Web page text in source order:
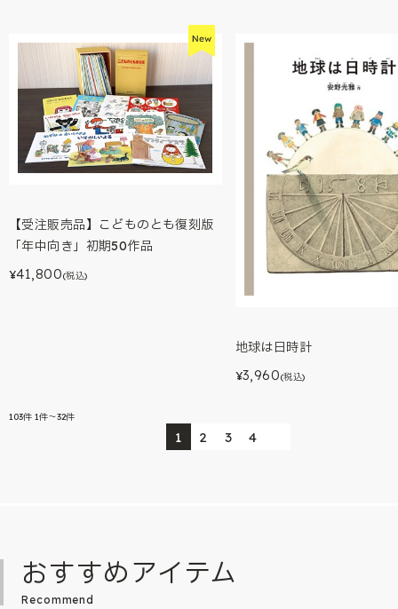
【受注販売品】こどものとも復刻版
「年中向き」初期50作品
¥41,800(税込)
地球は日時計
¥3,960(税込)
103件 1件～32件
1 2 3 4
おすすめアイテム
Recommend